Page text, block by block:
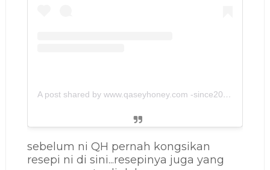
A post shared by www.qaseyhoney.com -since2011 (@qaseyhoney)
sebelum ni QH pernah kongsikan
resepi ni di sini...resepinya juga yang